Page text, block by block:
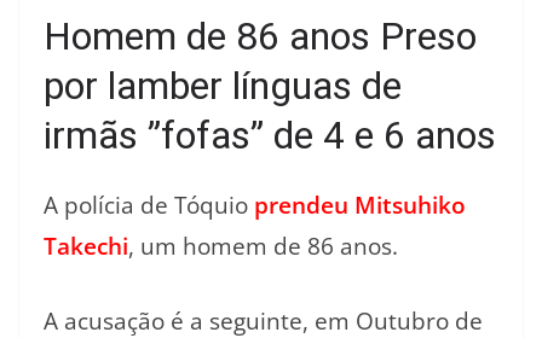
Homem de 86 anos Preso
por lamber línguas de
irmãs ”fofas” de 4 e 6 anos
A polícia de Tóquio prendeu Mitsuhiko
Takechi, um homem de 86 anos.
A acusação é a seguinte, em Outubro de